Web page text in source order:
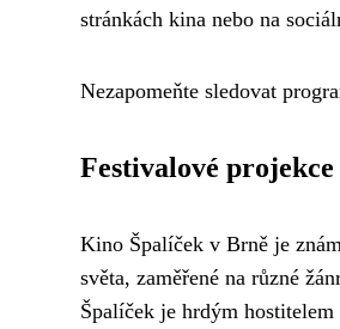
stránkách kina nebo na
Nezapomeňte sledovat
Festivalové projekce
Kino Špalíček v Brně je
světa, zaměřené na různé
Špalíček je hrdým